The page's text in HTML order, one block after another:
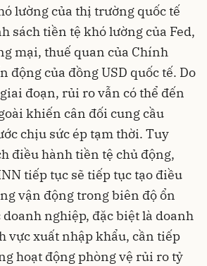
lường của thị trường quốc tế
sách tiền tệ khó lường của Fed,
mại, thuế quan của Chính
động của đồng USD quốc tế. Do
đoạn, rủi ro vẫn có thể đến
khiến cân đối cung cầu
chịu sức ép tạm thời. Tuy
điều hành tiền tệ chủ động,
tiếp tục sẽ tiếp tục tạo điều
vận động trong biên độ ổn
nghiệp, đặc biệt là doanh
vực xuất nhập khẩu, cần tiếp
hoạt động phòng vệ rủi ro tỷ